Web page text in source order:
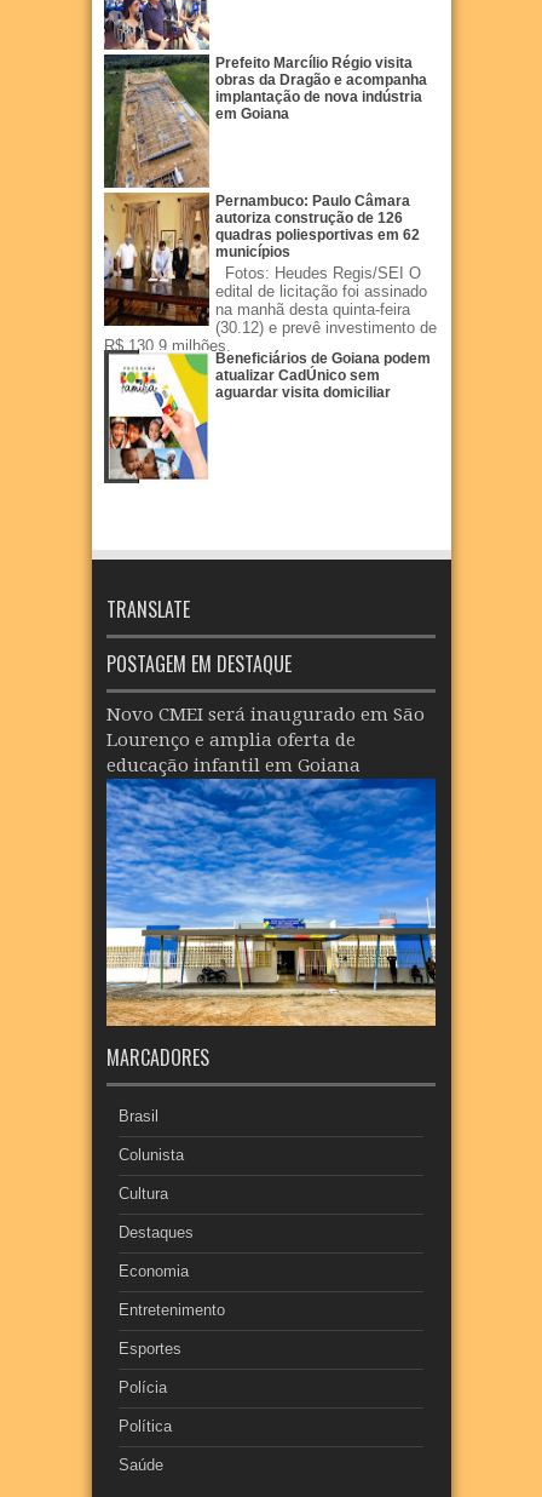
Prefeito Marcílio Régio visita
obras da Dragão e acompanha
implantação de nova indústria
em Goiana
Pernambuco: Paulo Câmara
autoriza construção de 126
quadras poliesportivas em 62
municípios
Fotos: Heudes Regis/SEI O
edital de licitação foi assinado
na manhã desta quinta-feira
(30.12) e prevê investimento de
R$ 130,9 milhões.
Beneficiários de Goiana podem
atualizar CadÚnico sem
aguardar visita domiciliar
TRANSLATE
POSTAGEM EM DESTAQUE
Novo CMEI será inaugurado em São
Lourenço e amplia oferta de
educação infantil em Goiana
MARCADORES
Brasil
Colunista
Cultura
Destaques
Economia
Entretenimento
Esportes
Polícia
Política
Saúde